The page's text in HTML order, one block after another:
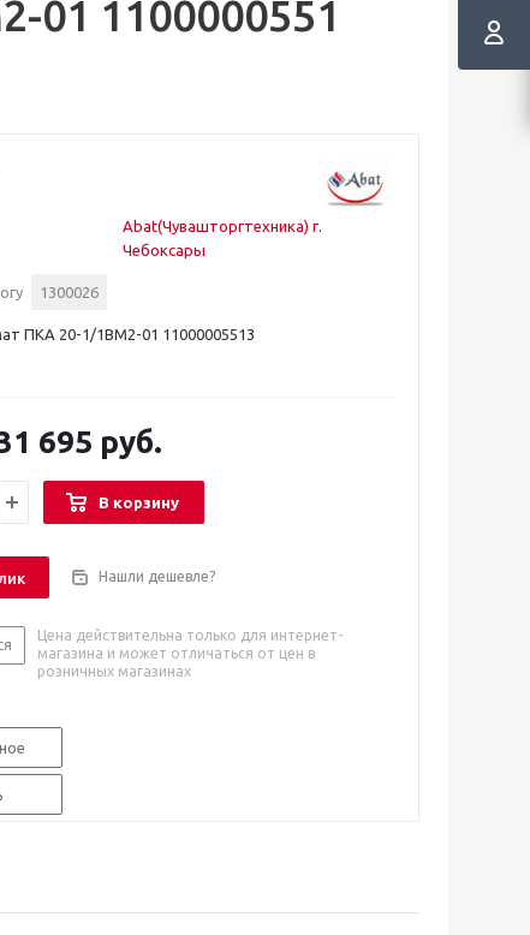
01 1100000551
Abat(Чувашторгтехника) г.
Чебоксары
1300026
ПКА 20-1/1ВМ2-01 11000005513
695 руб.
В корзину
Нашли дешевле?
Цена действительна только для интернет-
магазина и может отличаться от цен в
розничных магазинах